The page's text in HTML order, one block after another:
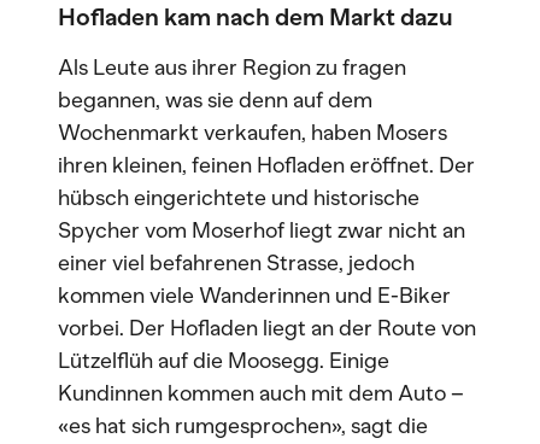
Hofladen kam nach dem Markt dazu
Als Leute aus ihrer Region zu fragen
begannen, was sie denn auf dem
Wochenmarkt verkaufen, haben Mosers
ihren kleinen, feinen Hofladen eröffnet. Der
hübsch eingerichtete und historische
Spycher vom Moserhof liegt zwar nicht an
einer viel befahrenen Strasse, jedoch
kommen viele Wanderinnen und E-Biker
vorbei. Der Hofladen liegt an der Route von
Lützelflüh auf die Moosegg. Einige
Kundinnen kommen auch mit dem Auto –
«es hat sich rumgesprochen», sagt die